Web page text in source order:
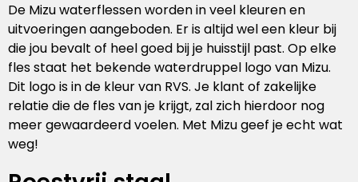
De Mizu waterflessen worden in veel kleuren en
uitvoeringen aangeboden. Er is altijd wel een kleur bij
die jou bevalt of heel goed bij je huisstijl past. Op elke
fles staat het bekende waterdruppel logo van Mizu.
Dit logo is in de kleur van RVS. Je klant of zakelijke
relatie die de fles van je krijgt, zal zich hierdoor nog
meer gewaardeerd voelen. Met Mizu geef je echt wat
weg!